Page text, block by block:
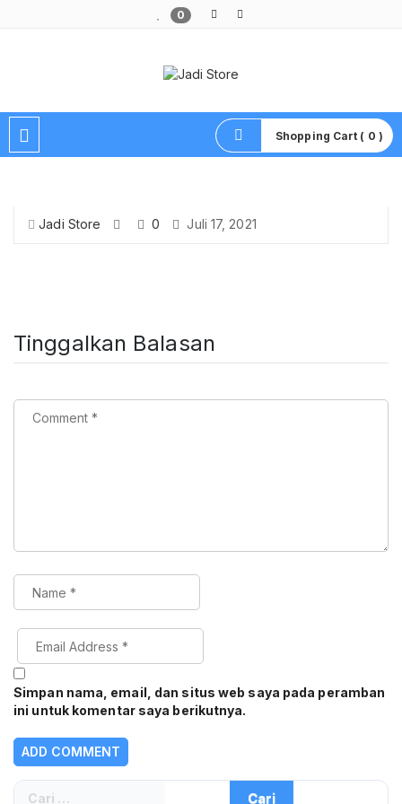
0
Shopping Cart ( 0 )
Jadi Store 0 Juli 17, 2021
Tinggalkan Balasan
Simpan nama, email, dan situs web saya pada peramban
ini untuk komentar saya berikutnya.
Cari